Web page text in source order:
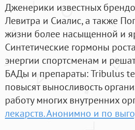
Дженерики известных
Левитра и Сиалис, а также
жизни более насыщенной и
Синтетические гормоны роста
энергии спортсменам и
БАДы и препараты:Tribulus
повысят выносливость
работу многих внутренних
лекарств. Анонимно и по